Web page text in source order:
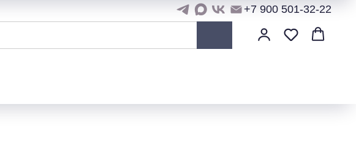
+7 900 501-32-22